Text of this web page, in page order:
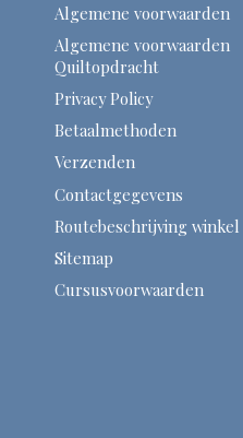
Algemene voorwaarden
Algemene voorwaarden
Quiltopdracht
Privacy Policy
Betaalmethoden
Verzenden
Contactgegevens
Routebeschrijving winkel
Sitemap
Cursusvoorwaarden